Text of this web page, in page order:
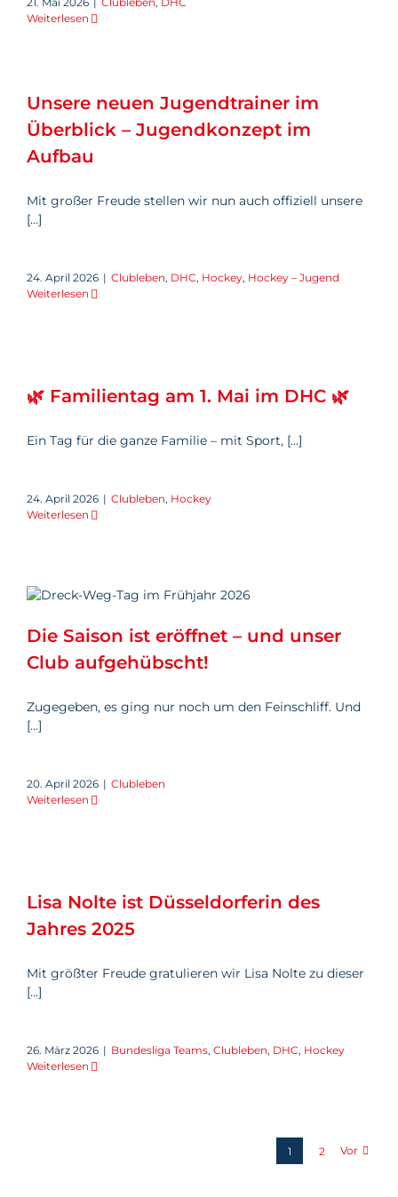
Weiterlesen
Unsere neuen Jugendtrainer im
Überblick – Jugendkonzept im
Aufbau
Mit großer Freude stellen wir nun auch offiziell unsere
[...]
24. April 2026 | Clubleben, DHC, Hockey, Hockey – Jugend
Weiterlesen
🌿 Familientag am 1. Mai im DHC 🌿
Ein Tag für die ganze Familie – mit Sport, [...]
24. April 2026 | Clubleben, Hockey
Weiterlesen
Die Saison ist eröffnet – und
Die Saison ist eröffnet – und unser
Club aufgehübscht!
Zugegeben, es ging nur noch um den Feinschliff. Und
[...]
20. April 2026 | Clubleben
Weiterlesen
Lisa Nolte ist Düsseldorferin des
Jahres 2025
Mit größter Freude gratulieren wir Lisa Nolte zu dieser
[...]
26. März 2026 | Bundesliga Teams, Clubleben, DHC, Hockey
Weiterlesen
1 2 Vor